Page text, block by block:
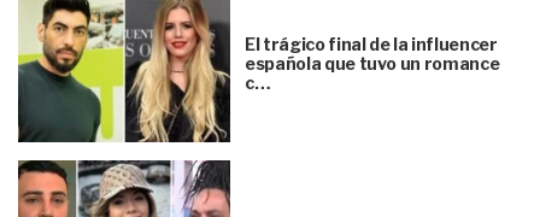
El trágico final de la influencer
española que tuvo un romance
c…